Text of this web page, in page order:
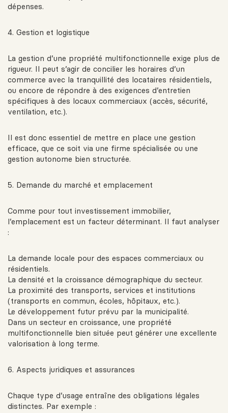
dépenses.
4. Gestion et logistique
La gestion d’une propriété multifonctionnelle exige plus de
rigueur. Il peut s’agir de concilier les horaires d’un
commerce avec la tranquillité des locataires résidentiels,
ou encore de répondre à des exigences d’entretien
spécifiques à des locaux commerciaux (accès, sécurité,
ventilation, etc.).
Il est donc essentiel de mettre en place une gestion
efficace, que ce soit via une firme spécialisée ou une
gestion autonome bien structurée.
5. Demande du marché et emplacement
Comme pour tout investissement immobilier,
l’emplacement est un facteur déterminant. Il faut analyser
:
La demande locale pour des espaces commerciaux ou
résidentiels.
La densité et la croissance démographique du secteur.
La proximité des transports, services et institutions
(transports en commun, écoles, hôpitaux, etc.).
Le développement futur prévu par la municipalité.
Dans un secteur en croissance, une propriété
multifonctionnelle bien située peut générer une excellente
valorisation à long terme.
6. Aspects juridiques et assurances
Chaque type d’usage entraîne des obligations légales
distinctes. Par exemple :